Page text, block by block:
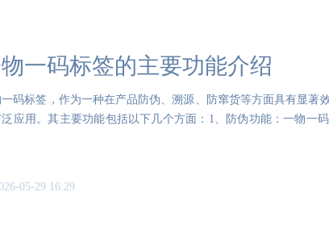
一码标签的主要功能介绍
码标签，作为一种在产品防伪、溯源、防窜货等方面具有显著
泛应用。其主要功能包括以下几个方面：1、防伪功能：一物一
05-29 16:29